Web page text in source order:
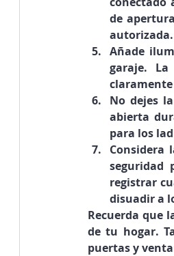
de
autorizada.
Añade
garaje.
No dejes
abierta
para los
Considera
seguridad
registrar
disuadir a
Recuerda que
de tu hogar.
puertas y